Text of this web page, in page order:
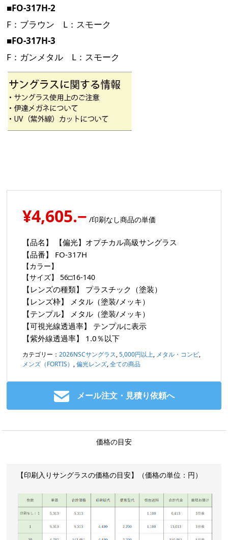
■FO-317H-2
F：ブラウン L：スモーク
■FO-317H-3
F：ガンメタル L：スモーク
¥4,605.− /印刷なし商品の単価
【品名】
【偏光】オプチカル高級サングラス
【品番】
FO-317H
【カラー】
【サイズ】
56□16-140
【レンズの種類】
プラスチック（塗装）
【レンズ枠】
メタル（塗装/メッキ）
【テンプル】
メタル（塗装/メッキ）
【可視光線透過率】
テンプルに表示
【紫外線透過率】
1.0％以下
カテゴリー： 2026NSCサングラス,5,000円以上, メタル・コンビ,
メンズ（FORTIS） ,偏光レンズ,全ての商品
メール注文・見積り依頼へ
価格の目安
【印刷入りサングラスの価格の目安】（価格の単位：円）